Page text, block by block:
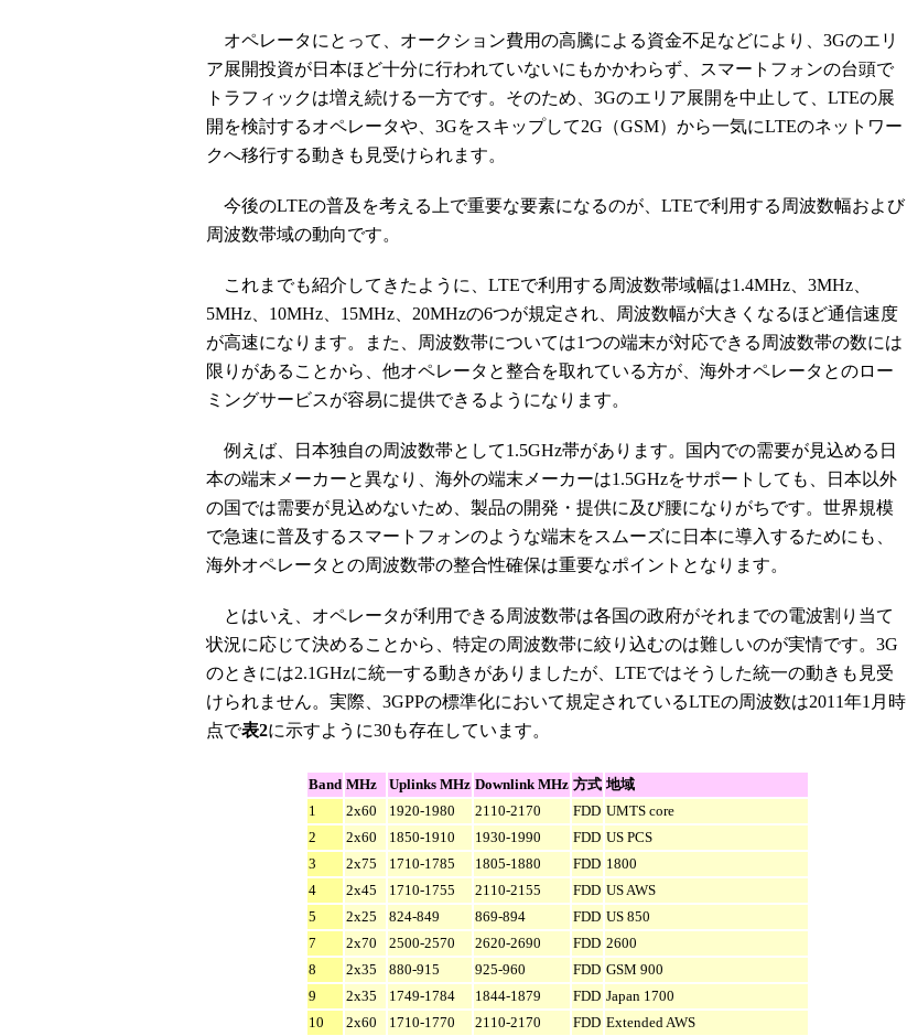
オペレータにとって、オークション費用の高騰による資金不足などにより、3Gのエリ
ア展開投資が日本ほど十分に行われていないにもかかわらず、スマートフォンの台頭で
トラフィックは増え続ける一方です。そのため、3Gのエリア展開を中止して、LTEの展
開を検討するオペレータや、3Gをスキップして2G（GSM）から一気にLTEのネットワー
クへ移行する動きも見受けられます。
今後のLTEの普及を考える上で重要な要素になるのが、LTEで利用する周波数幅および
周波数帯域の動向です。
これまでも紹介してきたように、LTEで利用する周波数帯域幅は1.4MHz、3MHz、
5MHz、10MHz、15MHz、20MHzの6つが規定され、周波数幅が大きくなるほど通信速度
が高速になります。また、周波数帯については1つの端末が対応できる周波数帯の数には
限りがあることから、他オペレータと整合を取れている方が、海外オペレータとのロー
ミングサービスが容易に提供できるようになります。
例えば、日本独自の周波数帯として1.5GHz帯があります。国内での需要が見込める日
本の端末メーカーと異なり、海外の端末メーカーは1.5GHzをサポートしても、日本以外
の国では需要が見込めないため、製品の開発・提供に及び腰になりがちです。世界規模
で急速に普及するスマートフォンのような端末をスムーズに日本に導入するためにも、
海外オペレータとの周波数帯の整合性確保は重要なポイントとなります。
とはいえ、オペレータが利用できる周波数帯は各国の政府がそれまでの電波割り当て
状況に応じて決めることから、特定の周波数帯に絞り込むのは難しいのが実情です。3G
のときには2.1GHzに統一する動きがありましたが、LTEではそうした統一の動きも見受
けられません。実際、3GPPの標準化において規定されているLTEの周波数は2011年1月時
点で表2に示すように30も存在しています。
Band MHz Uplinks MHz Downlink MHz 方式 地域
1
2x60 1920-1980 2110-2170 FDD UMTS core
2
2x60 1850-1910 1930-1990 FDD US PCS
3
2x75 1710-1785 1805-1880 FDD 1800
4
2x45 1710-1755 2110-2155 FDD US AWS
5
2x25 824-849 869-894 FDD US 850
7
2x70 2500-2570 2620-2690 FDD 2600
8
2x35 880-915 925-960 FDD GSM 900
9
2x35 1749-1784 1844-1879 FDD Japan 1700
10
2x60 1710-1770 2110-2170 FDD Extended AWS